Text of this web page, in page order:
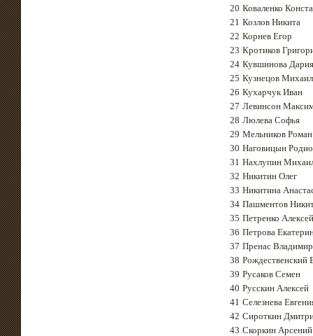
20 Коваленко
21 Козлов Никита
22 Корнев Егор
23 Кротиков
24 Кувшинова Дария
25 Кузнецов Михаил
26 Кухарчук Иван
27 Левинсон
28 Люлева Софья
29 Мельников Роман
30 Наговицын
31 Нахлупин
32 Никитин Олег
33 Никитина
34 Пашментов
35 Петренко Алексей
36 Петрова
37 Пренас Владимир
38 Рождественский
39 Русаков Семен
40 Русскин Алексей
41 Селезнева
42 Сироткин
43 Скоркин Арсений